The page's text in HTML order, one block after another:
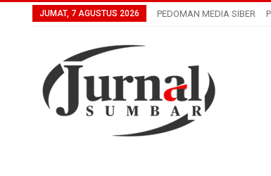
JUMAT, 7 AGUSTUS 2026 PEDOMAN MEDIA SIBER